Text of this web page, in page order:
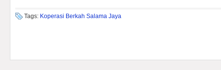
Tags: Koperasi Berkah Salama Jaya